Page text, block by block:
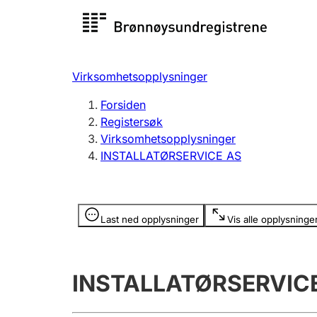
Registersøk
Registrere, endre, slette
Virksomhetsopplysninger
Forsiden
Registersøk
Virksomhetsopplysninger
INSTALLATØRSERVICE AS
Last ned opplysninger Vis alle
Opplysninger er skjult